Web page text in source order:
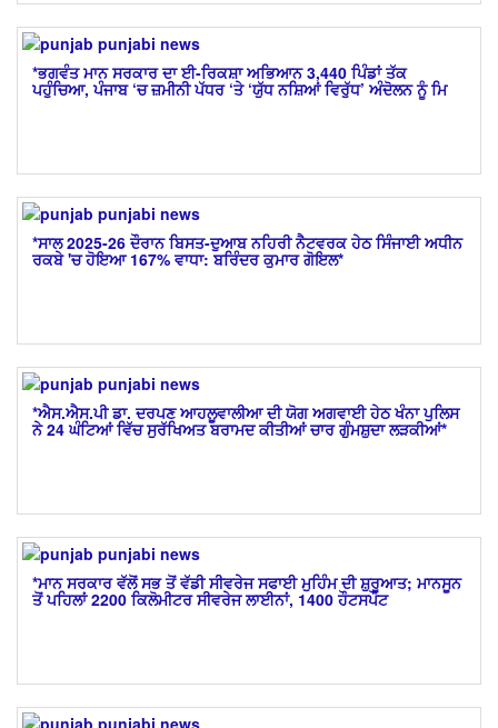
*ਭਗਵੰਤ ਮਾਨ ਸਰਕਾਰ ਦਾ ਈ-ਰਿਕਸ਼ਾ ਅਭਿਆਨ 3,440 ਪਿੰਡਾਂ ਤੱਕ
ਪਹੁੰਚਿਆ, ਪੰਜਾਬ ‘ਚ ਜ਼ਮੀਨੀ ਪੱਧਰ ‘ਤੇ ‘ਯੁੱਧ ਨਸ਼ਿਆਂ ਵਿਰੁੱਧ’ ਅੰਦੋਲਨ ਨੂੰ ਮਿ
*ਸਾਲ 2025-26 ਦੌਰਾਨ ਬਿਸਤ-ਦੁਆਬ ਨਹਿਰੀ ਨੈਟਵਰਕ ਹੇਠ ਸਿੰਜਾਈ ਅਧੀਨ
ਰਕਬੇ 'ਚ ਹੋਇਆ 167% ਵਾਧਾ: ਬਰਿੰਦਰ ਕੁਮਾਰ ਗੋਇਲ*
*ਐਸ.ਐਸ.ਪੀ ਡਾ. ਦਰਪਣ ਆਹਲੂਵਾਲੀਆ ਦੀ ਯੋਗ ਅਗਵਾਈ ਹੇਠ ਖੰਨਾ ਪੁਲਿਸ
ਨੇ 24 ਘੰਟਿਆਂ ਵਿੱਚ ਸੁਰੱਖਿਅਤ ਬਰਾਮਦ ਕੀਤੀਆਂ ਚਾਰ ਗੁੰਮਸ਼ੁਦਾ ਲੜਕੀਆਂ*
*ਮਾਨ ਸਰਕਾਰ ਵੱਲੋਂ ਸਭ ਤੋਂ ਵੱਡੀ ਸੀਵਰੇਜ ਸਫਾਈ ਮੁਹਿੰਮ ਦੀ ਸ਼ੁਰੂਆਤ; ਮਾਨਸੂਨ
ਤੋਂ ਪਹਿਲਾਂ 2200 ਕਿਲੋਮੀਟਰ ਸੀਵਰੇਜ ਲਾਈਨਾਂ, 1400 ਹੌਟਸਪੌਟ